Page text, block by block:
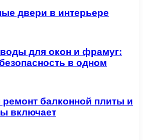
двери в интерьере
для окон и фрамуг:
в одном
ремонт балконной плиты и
включает